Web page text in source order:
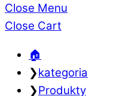
Close Menu
Close Cart
🏠︎
❯kategoria
❯Produkty